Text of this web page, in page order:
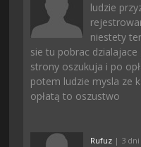
ludzie
niestety
sie tu pobrac
strony oszukuja i po
potem ludzie mysla ze
opłatą to oszustwo
Rufuz | 3